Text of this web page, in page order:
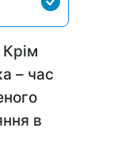
– час
в